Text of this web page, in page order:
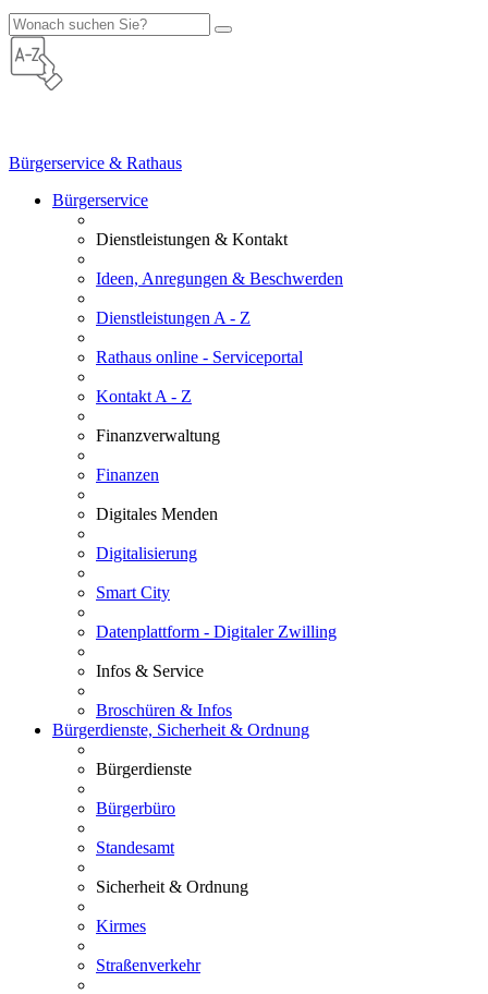
Bürgerservice & Rathaus
Bürgerservice
Dienstleistungen & Kontakt
Ideen, Anregungen & Beschwerden
Dienstleistungen A - Z
Rathaus online - Serviceportal
Kontakt A - Z
Finanzverwaltung
Finanzen
Digitales Menden
Digitalisierung
Smart City
Datenplattform - Digitaler Zwilling
Infos & Service
Broschüren & Infos
Bürgerdienste, Sicherheit & Ordnung
Bürgerdienste
Bürgerbüro
Standesamt
Sicherheit & Ordnung
Kirmes
Straßenverkehr